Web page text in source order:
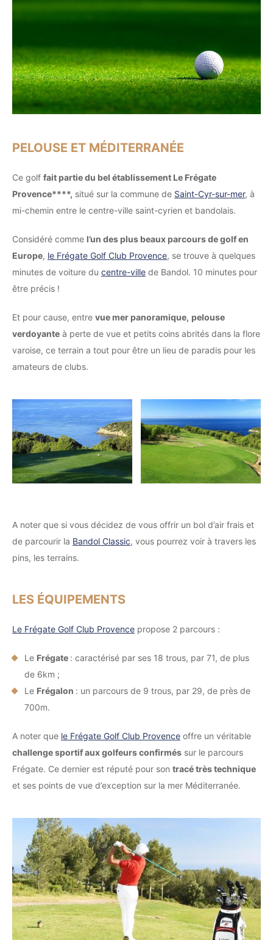
PELOUSE ET MÉDITERRANÉE
Ce golf fait partie du bel établissement Le Frégate
Provence****, situé sur la commune de Saint-Cyr-sur-mer, à
mi-chemin entre le centre-ville saint-cyrien et bandolais.
Considéré comme l’un des plus beaux parcours de golf en
Europe, le Frégate Golf Club Provence, se trouve à quelques
minutes de voiture du centre-ville de Bandol. 10 minutes pour
être précis !
Et pour cause, entre vue mer panoramique, pelouse
verdoyante à perte de vue et petits coins abrités dans la flore
varoise, ce terrain a tout pour être un lieu de paradis pour les
amateurs de clubs.
A noter que si vous décidez de vous offrir un bol d’air frais et
de parcourir la Bandol Classic, vous pourrez voir à travers les
pins, les terrains.
LES ÉQUIPEMENTS
Le Frégate Golf Club Provence propose 2 parcours :
Le Frégate : caractérisé par ses 18 trous, par 71, de plus
de 6km ;
Le Frégalon : un parcours de 9 trous, par 29, de près de
700m.
A noter que le Frégate Golf Club Provence offre un véritable
challenge sportif aux golfeurs confirmés sur le parcours
Frégate. Ce dernier est réputé pour son tracé très technique
et ses points de vue d’exception sur la mer Méditerranée.